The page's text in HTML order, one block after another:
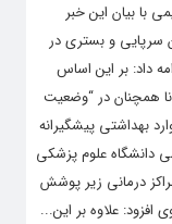
با بیان این خبر
سرپایی و بستری در
داد: بر این اساس
همچنان در “وضعیت
بهداشتی پیشگیرانه
دانشگاه علوم پزشکی
تا ۸۰ بیمار جدید کووید ۱۹ در مراکز درمانی زیر پوشش
علاوه بر این...